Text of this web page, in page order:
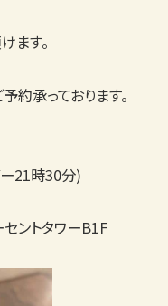
ます。
約承っております。
21時30分)
ントタワーB1F